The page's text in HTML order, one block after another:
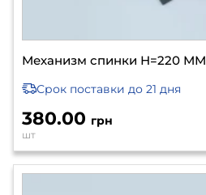
Механизм спинки Н=220 ММ
Срок поставки до 21 дня
380.00 грн
шт